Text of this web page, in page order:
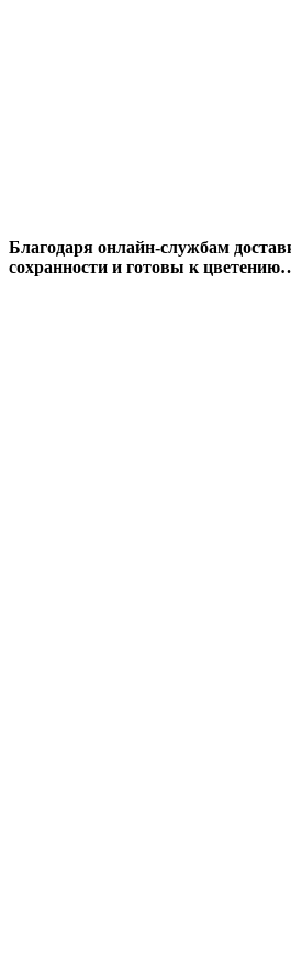
Благодаря онлайн-службам
сохранности и готовы к